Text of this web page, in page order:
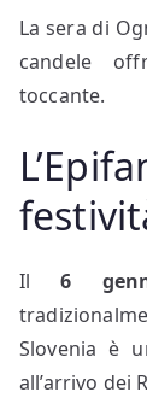
La sera di
candele
toccante.
Il6
Slovenia è
all’arrivo dei